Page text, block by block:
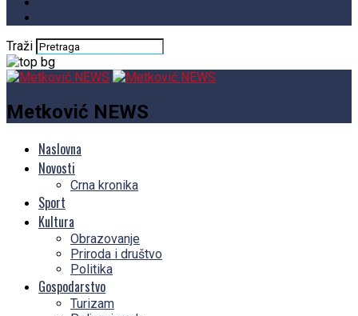
Traži
Metković NEWS
Naslovna
Novosti
Crna kronika
Sport
Kultura
Obrazovanje
Priroda i društvo
Politika
Gospodarstvo
Turizam